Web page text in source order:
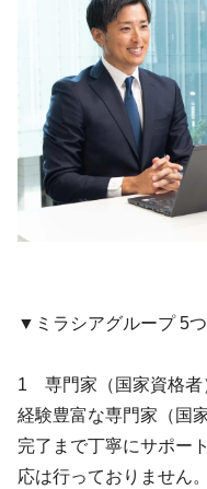
▼ミラシアグループ 5
1 専門家（国家資格者
経験豊富な専門家（国
完了まで丁寧にサポー
応は行っておりません。